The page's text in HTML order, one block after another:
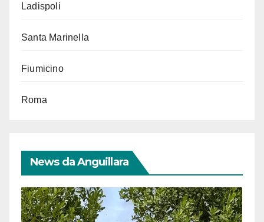
Ladispoli
Santa Marinella
Fiumicino
Roma
News da Anguillara